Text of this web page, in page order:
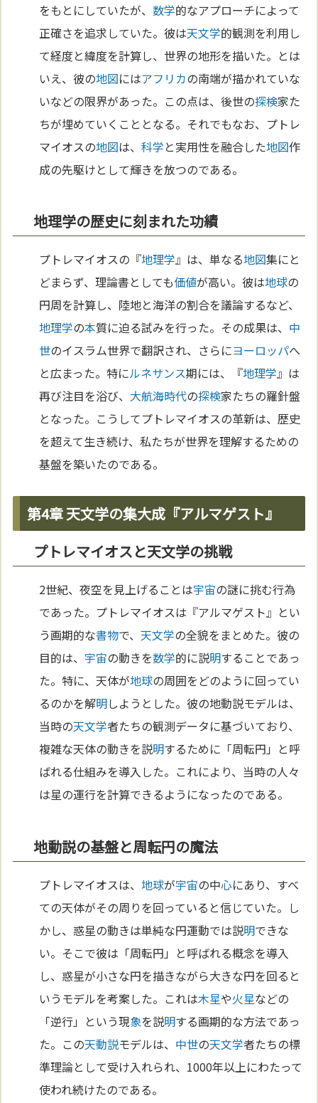
をもとにしていたが、数学的なアプローチによって
正確さを追求していた。彼は天文学的観測を利用し
て経度と緯度を計算し、世界の地形を描いた。とは
いえ、彼の地図にはアフリカの南端が描かれていな
いなどの限界があった。この点は、後世の探検家た
ちが埋めていくこととなる。それでもなお、プトレ
マイオスの地図は、科学と実用性を融合した地図作
成の先駆けとして輝きを放つのである。
地理学の歴史に刻まれた功績
プトレマイオスの『地理学』は、単なる地図集にと
どまらず、理論書としても価値が高い。彼は地球の
円周を計算し、陸地と海洋の割合を議論するなど、
地理学の本質に迫る試みを行った。その成果は、 中
世のイスラム世界で翻訳され、さらにヨーロッパへ
と広まった。特にルネサンス期には、『地理学』は
再び注目を浴び、 大航海時代の探検家たちの羅針盤
となった。こうしてプトレマイオスの革新は、歴史
を超えて生き続け、私たちが世界を理解するための
基盤を築いたのである。
第4章 天文学の集大成『アルマゲスト』
プトレマイオスと天文学の挑戦
2世紀、夜空を見上げることは宇宙の謎に挑む行為
であった。プトレマイオスは『アルマゲスト』とい
う画期的な書物で、天文学の全貌をまとめた。彼の
目的は、 宇宙の動きを数学的に説明することであっ
た。特に、天体が地球の周囲をどのように回ってい
るのかを解明しようとした。彼の地動説モデルは、
当時の天文学者たちの観測データに基づいており、
複雑な天体の動きを説明するために「周転円」と呼
ばれる仕組みを導入した。これにより、当時の人々
は星の運行を計算できるようになったのである。
地動説の基盤と周転円の魔法
プトレマイオスは、地球が宇宙の中心にあり、すべ
ての天体がその周りを回っていると信じていた。し
かし、惑星の動きは単純な円運動では説明できな
い。そこで彼は「周転円」と呼ばれる概念を導入
し、惑星が小さな円を描きながら大きな円を回ると
いうモデルを考案した。これは木星や火星などの
「逆行」という現象を説明する画期的な方法であっ
た。この天動説モデルは、 中世の天文学者たちの標
準理論として受け入れられ、1000年以上にわたって
使われ続けたのである。